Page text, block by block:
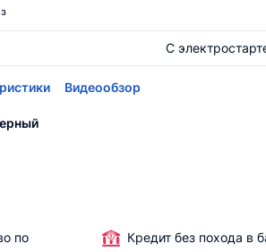
С
Видеообзор
по
Кредит без похода в